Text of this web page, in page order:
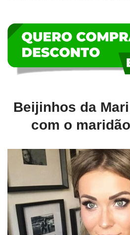
Beijinhos da
com o